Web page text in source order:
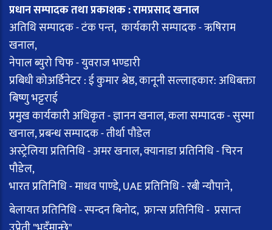
प्रधान सम्पादक तथा प्रकाशक : रामप्रसाद खनाल
अतिथि सम्पादक - टंक पन्त, कार्यकारी सम्पादक - ऋषिराम
खनाल,
नेपाल ब्युरो चिफ - युवराज भण्डारी
प्रबिधी कोअर्डिनेटर : ई कुमार श्रेष्ठ, कानूनी सल्लाहकार: अधिबक्ता
बिष्णु भट्टराई
प्रमुख कार्यकारी अधिकृत - ज्ञानन खनाल, कला सम्पादक - सुस्मा
खनाल, प्रबन्ध सम्पादक - तीर्था पौडेल
अस्ट्रेलिया प्रतिनिधि - अमर खनाल, क्यानाडा प्रतिनिधि - चिरन
पौडेल,
भारत प्रतिनिधि - माधव पाण्डे, UAE प्रतिनिधि - रबी न्यौपाने,
बेलायत प्रतिनिधि - स्पन्दन बिनोद, फ्रान्स प्रतिनिधि - प्रसान्त